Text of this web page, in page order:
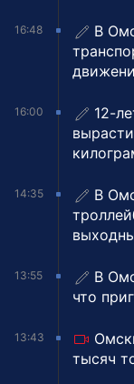
16:48
В
16:00
12-
14:35
В
13:55
В
что
13:43
тысяч